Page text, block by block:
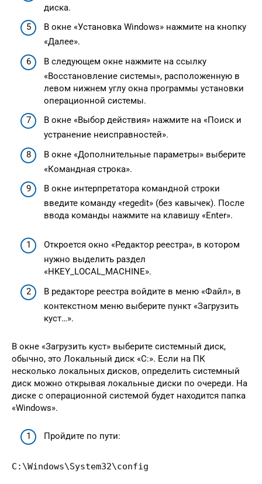
диска.
В окне «Установка Windows» нажмите на кнопку
«Далее».
В следующем окне нажмите на ссылку
«Восстановление системы», расположенную в
левом нижнем углу окна программы установки
операционной системы.
В окне «Выбор действия» нажмите на «Поиск и
устранение неисправностей».
В окне «Дополнительные параметры» выберите
«Командная строка».
В окне интерпретатора командной строки
введите команду «regedit» (без кавычек). После
ввода команды нажмите на клавишу «Enter».
Откроется окно «Редактор реестра», в котором
нужно выделить раздел
«HKEY_LOCAL_MACHINE».
В редакторе реестра войдите в меню «Файл», в
контекстном меню выберите пункт «Загрузить
куст…».
В окне «Загрузить куст» выберите системный диск,
обычно, это Локальный диск «С:». Если на ПК
несколько локальных дисков, определить системный
диск можно открывая локальные диски по очереди. На
диске с операционной системой будет находится папка
«Windows».
Пройдите по пути:
C:\Windows\System32\config